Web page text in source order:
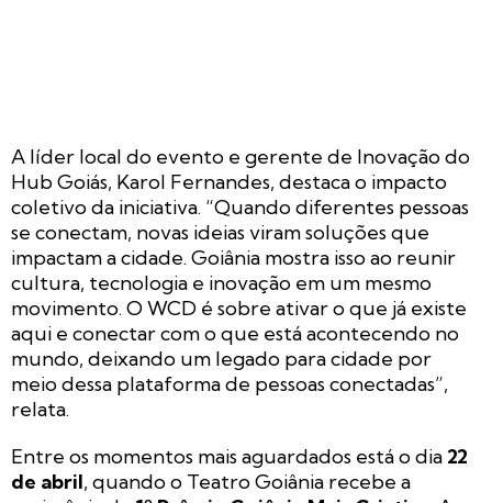
A líder local do evento e gerente de Inovação do
Hub Goiás, Karol Fernandes, destaca o impacto
coletivo da iniciativa. “Quando diferentes pessoas
se conectam, novas ideias viram soluções que
impactam a cidade. Goiânia mostra isso ao reunir
cultura, tecnologia e inovação em um mesmo
movimento. O WCD é sobre ativar o que já existe
aqui e conectar com o que está acontecendo no
mundo, deixando um legado para cidade por
meio dessa plataforma de pessoas conectadas”,
relata.
Entre os momentos mais aguardados está o dia 22
de abril, quando o Teatro Goiânia recebe a